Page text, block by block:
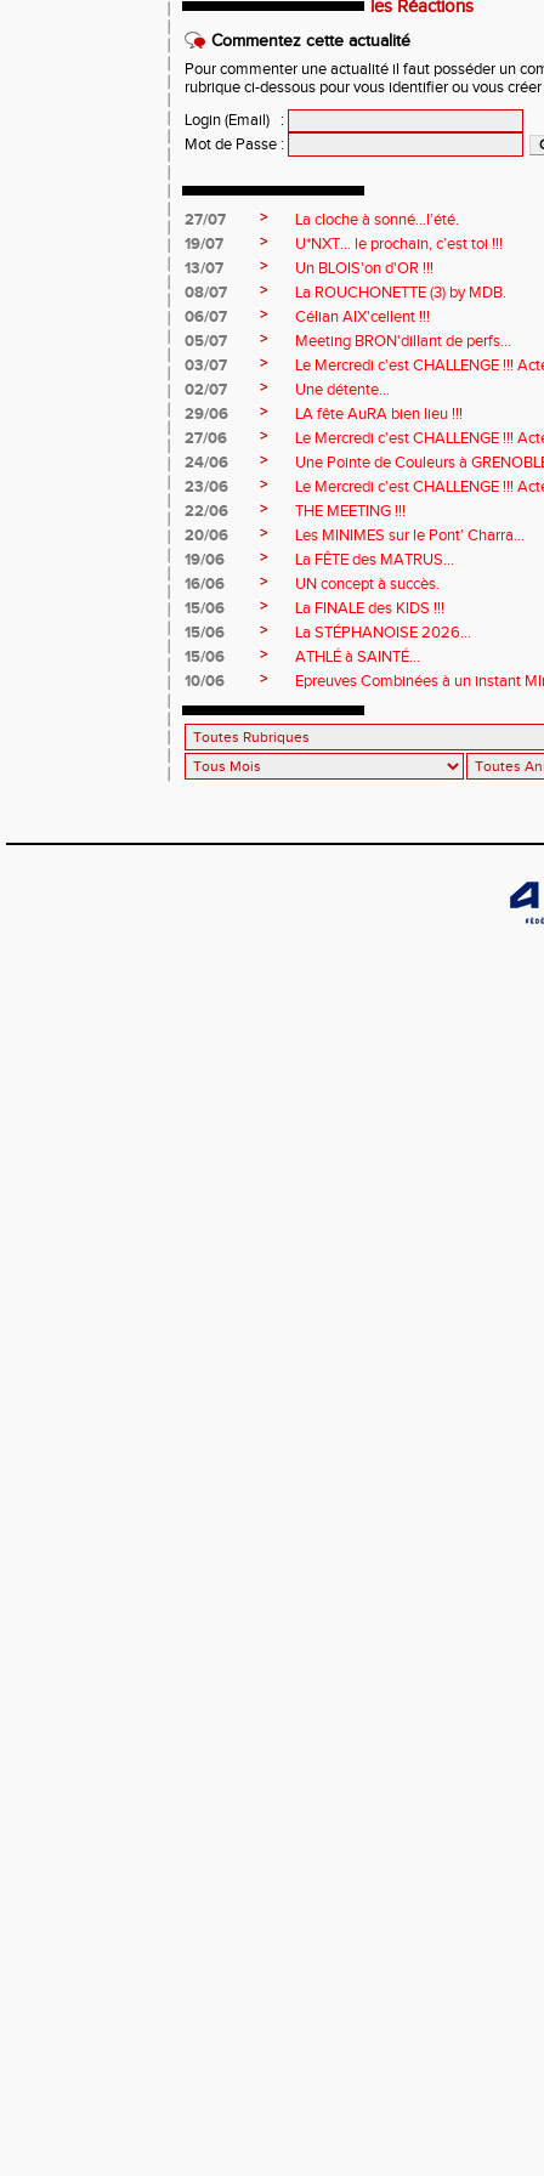
les Réactions
Commentez cette actualité
Pour commenter une actualité il faut posséder un
rubrique ci-dessous pour vous identifier ou vous
Login (Email)
:
Mot de Passe :
27/07 >
La cloche à sonné…l’été.
19/07
>
U*NXT... le prochain, c’est toi !!!
13/07
>
Un BLOIS'on d'OR !!!
08/07
>
La ROUCHONETTE (3) by MDB.
06/07
>
Célian AIX'cellent !!!
05/07
>
Meeting BRON'dillant de perfs...
03/07
>
Le Mercredi c'est CHALLENGE !!!
02/07
>
Une détente...
29/06
>
LA fête AuRA bien lieu !!!
27/06
>
Le Mercredi c'est CHALLENGE !!!
24/06
>
Une Pointe de Couleurs à
23/06
>
Le Mercredi c'est CHALLENGE !!!
22/06
>
THE MEETING !!!
20/06
>
Les MINIMES sur le Pont' Charra...
19/06
>
La FÊTE des MATRUS...
16/06
>
UN concept à succès.
15/06
>
La FINALE des KIDS !!!
15/06
>
La STÉPHANOISE 2026...
15/06
>
ATHLÉ à SAINTÉ...
10/06
> Epreuves Combinées à un instant